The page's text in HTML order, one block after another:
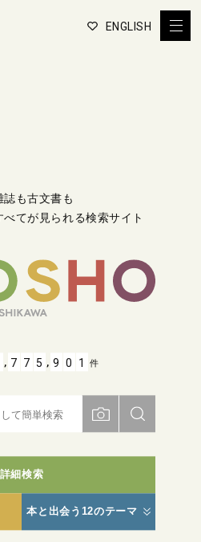
ENGLISH
誌も古文書も
てが見られる検索サイト
詳細検索
本と出会う12のテーマ
, 7 7 5 , 9 0 1 件